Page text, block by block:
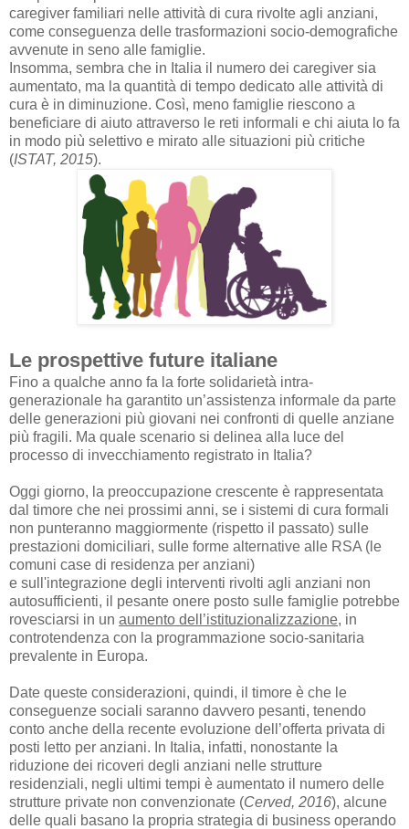
caregiver familiari nelle attività di cura rivolte agli anziani,
come conseguenza delle trasformazioni socio-demografiche
avvenute in seno alle famiglie.
Insomma, sembra che in Italia il numero dei caregiver sia
aumentato, ma la quantità di tempo dedicato alle attività di
cura è in diminuzione. Così, meno famiglie riescono a
beneficiare di aiuto attraverso le reti informali e chi aiuta lo fa
in modo più selettivo e mirato alle situazioni più critiche
(ISTAT, 2015).
Le prospettive future italiane
Fino a qualche anno fa la forte solidarietà intra-
generazionale ha garantito un’assistenza informale da parte
delle generazioni più giovani nei confronti di quelle anziane
più fragili. Ma quale scenario si delinea alla luce del
processo di invecchiamento registrato in Italia?
Oggi giorno, la preoccupazione crescente è rappresentata
dal timore che nei prossimi anni, se i sistemi di cura formali
non punteranno maggiormente (rispetto il passato) sulle
prestazioni domiciliari, sulle forme alternative alle RSA (le
comuni case di residenza per anziani)
e sull'integrazione degli interventi rivolti agli anziani non
autosufficienti, il pesante onere posto sulle famiglie potrebbe
rovesciarsi in un aumento dell’istituzionalizzazione, in
controtendenza con la programmazione socio-sanitaria
prevalente in Europa.
Date queste considerazioni, quindi, il timore è che le
conseguenze sociali saranno davvero pesanti, tenendo
conto anche della recente evoluzione dell’offerta privata di
posti letto per anziani. In Italia, infatti, nonostante la
riduzione dei ricoveri degli anziani nelle strutture
residenziali, negli ultimi tempi è aumentato il numero delle
strutture private non convenzionate (Cerved, 2016), alcune
delle quali basano la propria strategia di business operando